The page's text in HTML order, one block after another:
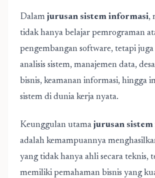
Dalam jurusan sistem informasi,
tidak hanya belajar pemrograman
pengembangan software, tetapi
analisis sistem, manajemen data,
bisnis, keamanan informasi, hingga
sistem di dunia kerja nyata.
Keunggulan utama jurusan
adalah kemampuannya
yang tidak hanya ahli secara teknis,
memiliki pemahaman bisnis yang